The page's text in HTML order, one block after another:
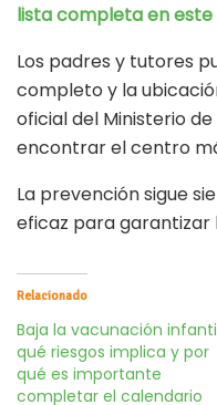
lista completa en este
Los padres y tutores
completo y la
oficial del Ministerio
encontrar el centro
La prevención sigue
eficaz para garantizar
Relacionado
Baja la vacunación
qué riesgos implica y por
qué es importante
completar el calendario